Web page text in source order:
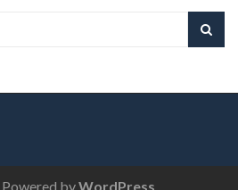
Powered byWordPress